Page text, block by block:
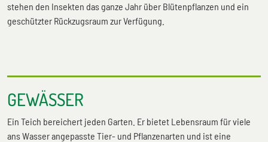
stehen den Insekten das ganze Jahr über Blütenpflanzen und ein
geschützter Rückzugsraum zur Verfügung.
GEWÄSSER
Ein Teich bereichert jeden Garten. Er bietet Lebensraum für viele
ans Wasser angepasste Tier- und Pflanzenarten und ist eine